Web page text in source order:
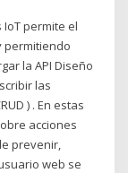
IoT permite el
permitiendo
la API Diseño
las
) . En estas
acciones
prevenir,
web se